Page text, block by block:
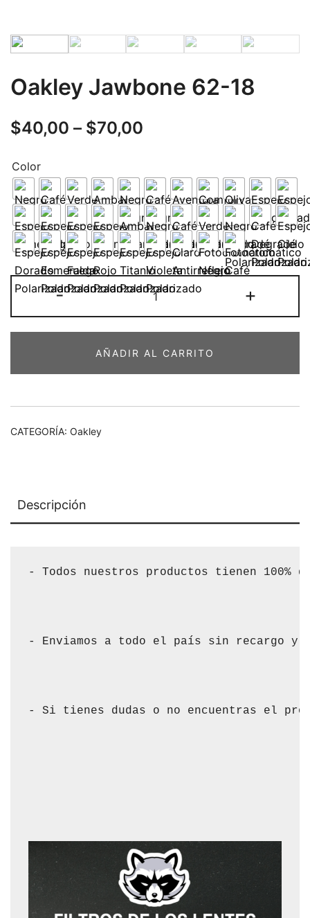
Oakley Jawbone 62-18
$40,00 – $70,00
Color
-
Oakley
Jawbone
62-
cantidad
+
AÑADIR AL CARRITO
CATEGORÍA: Oakley
Descripción
- Todos nuestros productos tienen 100%
- Enviamos a todo el país sin recargo y
- Si tienes dudas o no encuentras el